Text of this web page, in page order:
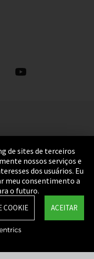
de sites de terceiros
nossos serviços e
dos usuários. Eu
meu consentimento a
o futuro.
ACEITAR
COOKIE